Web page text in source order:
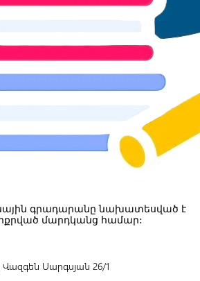
գրադարանը նախատեսված է
մարդկանց համար:
Սարգսյան 26/1